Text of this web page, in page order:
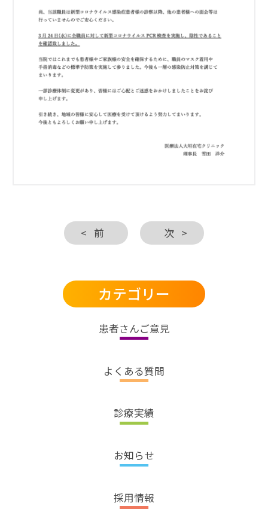
前 次
カテゴリー
患者さんご意見
よくある質問
診療実績
お知らせ
採用情報